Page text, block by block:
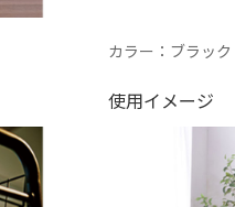
カラー：ブラック
使用イメージ